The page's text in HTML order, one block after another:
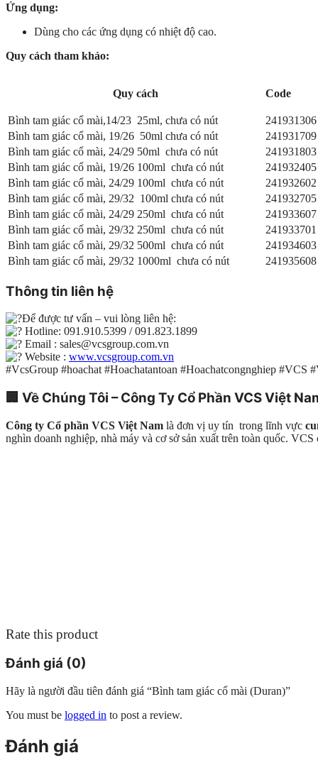
Ứng dụng:
Dùng cho các ứng dụng có nhiệt độ cao.
Quy cách tham khảo:
Quy cách Code
Bình tam giác cổ mài,14/23 25ml, chưa có nút
241931306
Bình tam giác cổ mài, 19/26 50ml chưa có nút
241931709
Bình tam giác cổ mài, 24/29 50ml chưa có nút
241931803
Bình tam giác cổ mài, 19/26 100ml chưa có nút
241932405
Bình tam giác cổ mài, 24/29 100ml chưa có nút
241932602
Bình tam giác cổ mài, 29/32 100ml chưa có nút
241932705
Bình tam giác cổ mài, 24/29 250ml chưa có nút
241933607
Bình tam giác cổ mài, 29/32 250ml chưa có nút
241933701
Bình tam giác cổ mài, 29/32 500ml chưa có nút
241934603
Bình tam giác cổ mài, 29/32 1000ml chưa có nút
241935608
Thông tin liên hệ
Để được tư vấn – vui lòng liên hệ:
Hotline: 091.910.5399 / 091.823.1899
Email : sales@vcsgroup.com.vn
Website : www.vcsgroup.com.vn
#VcsGroup #hoachat #Hoachatantoan #Hoachatcongnghiep #VCS
🏢 Về Chúng Tôi – Công Ty Cổ Phần VCS Việt
Công ty Cổ phần VCS Việt Nam là đơn vị uy tín trong lĩnh vực
nghìn doanh nghiệp, nhà máy và cơ sở sản xuất trên toàn quốc.
Rate this product
Đánh giá (0)
Hãy là người đầu tiên đánh giá “Bình tam giác cổ mài (Duran)”
You must be logged in to post a review.
Đánh giá